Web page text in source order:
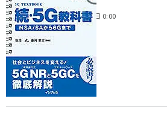
2023年4月3日 0:00